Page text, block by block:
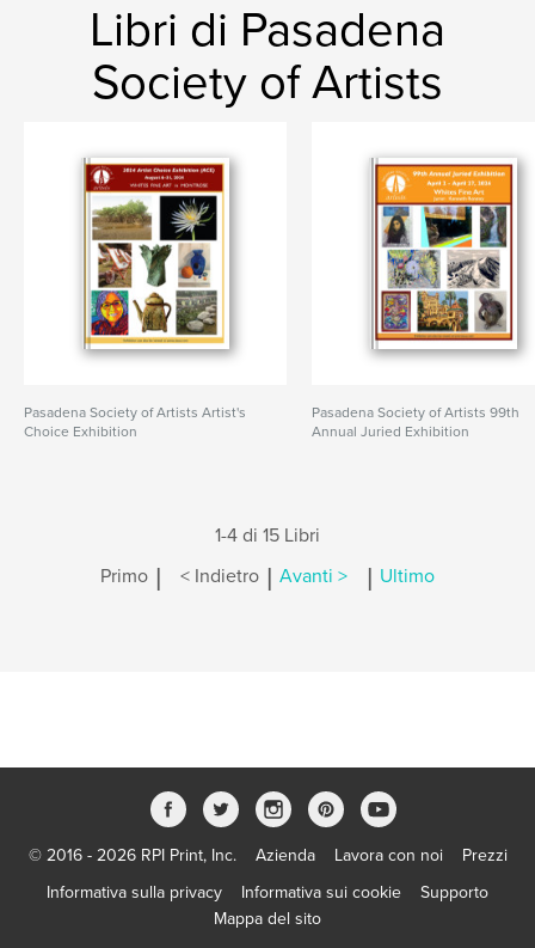
Libri di Pasadena
Society of Artists
Pasadena Society of Artists Artist's
Choice Exhibition
Pasadena Society of Artists 99th
Annual Juried Exhibition
1-4 di 15 Libri
Primo | < Indietro | Avanti > | Ultimo
© 2016 - 2026 RPI Print, Inc. Azienda Lavora con noi
Prezzi
Informativa sulla privacy
Informativa sui cookie
Supporto
Mappa del sito